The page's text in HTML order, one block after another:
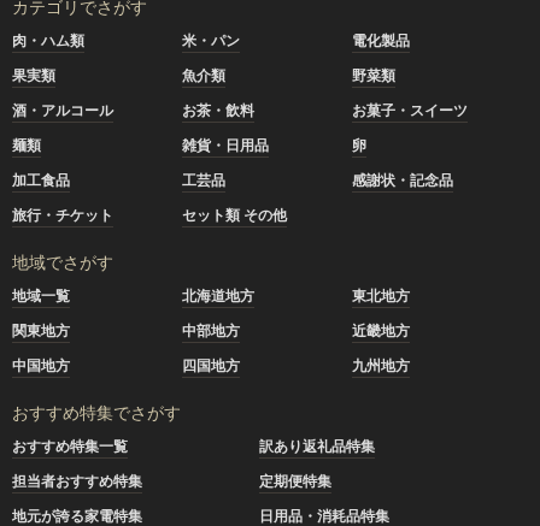
カテゴリでさがす
肉・ハム類 米・パン
電化製品
果実類
魚介類
野菜類
酒・アルコール
お茶・飲料
お菓子・スイーツ
麺類
雑貨・日用品
卵
加工食品
工芸品
感謝状・記念品
旅行・チケット
セット類 その他
地域でさがす
地域一覧 北海道地方
東北地方
関東地方
中部地方
近畿地方
中国地方
四国地方 九州地方
おすすめ特集でさがす
おすすめ特集一覧
訳あり返礼品特集
担当者おすすめ特集
定期便特集
地元が誇る家電特集
日用品・消耗品特集